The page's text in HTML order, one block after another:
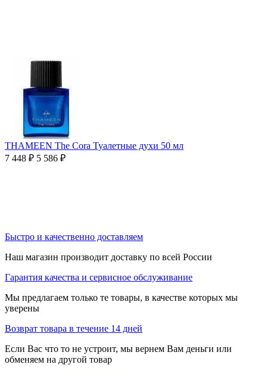
THAMEEN The Cora Туалетные духи 50 мл
7 448 ₽ 5 586 ₽
Быстро и качественно доставляем
Наш магазин производит доставку по всей России
Гарантия качества и сервисное обслуживание
Мы предлагаем только те товары, в качестве которых мы
уверены
Возврат товара в течение 14 дней
Если Вас что то не устроит, мы вернем Вам деньги или
обменяем на другой товар